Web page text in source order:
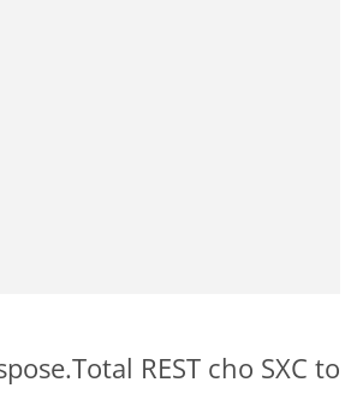
REST cho SXC to